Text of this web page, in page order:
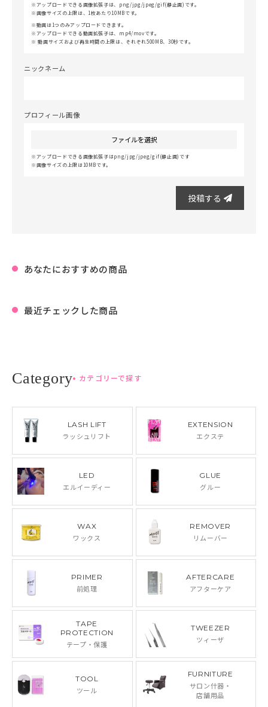
アップロードできる画像拡張子は、png/jpg/jpeg/gif(静止画)です。
画像サイズの上限は、1枚あたり10MBです。
動画は1つのみアップロードできます。
アップロードできる動画拡張子は、mp4/movです。
動画サイズおよび再生時間の上限は、それぞれ500MB、30秒です。
ニックネーム
プロフィール画像
ファイルを選択
アップロードできる画像拡張子はpng/jpg/jpeg/gif(静止画)です
画像サイズの上限は10MBです。
投稿する
あなたにおすすめの商品
最近チェックした商品
カテゴリーで探す
LASH LIFT
ラッシュリフト
EXTENSION
エクステ
LED
エルイーディー
GLUE
グルー
WAX
ワックス
REMOVER
リムーバー
PRIMER
前処理
AFTERCARE
アフターケア
TAPE
PROTECTION
テープ・保護
TWEEZER
ツィーザ
TOOL
ツール
FURNITURE
サロン什器・
店舗用品